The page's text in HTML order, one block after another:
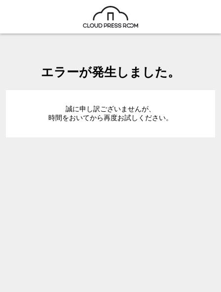
エラーが発生しました。
誠に申し訳ございませんが、
時間をおいてから再度お試しください。